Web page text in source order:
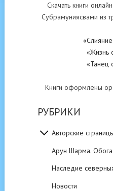
Скачать книги
Субрамуниясвами из
«Жизнь
«Танец
Книги оформлены
РУБРИКИ
Авторские
Арун Шарма.
Наследие
Новости